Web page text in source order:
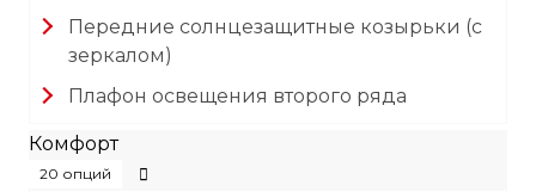
Передние солнцезащитные козырьки (с
зеркалом)
Плафон освещения второго ряда
Комфорт
20 опций